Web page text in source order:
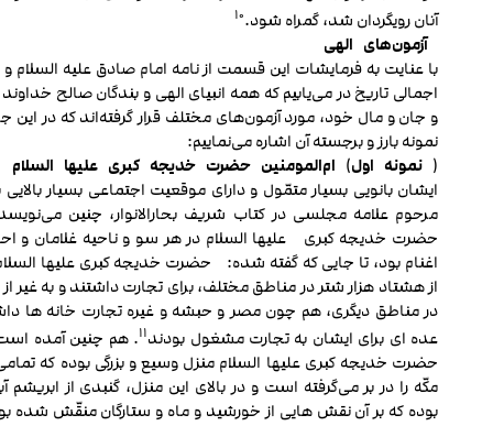
آنان رویگردان شد، گمراه شود.۱۰
آزمونهای الهی
با عنایت به فرمایشات این قسمت از نامه امام صادق علیه السلام
اجمالی تاریخ در می‌یابیم که همه انبیای الهی و بندگان صالح
و جان و مال خود، مورد آزمون‌های مختلف قرار گرفته‌اند که در این
نمونه بارز و برجسته آن اشاره می‌نماییم:
( نمونه اول) امالمومنین حضرت خدیجه کبری علیها السلام
ایشان بانویی بسیار متمّول و دارای موقعیت اجتماعی بسیار بالایی
مرحوم علامه مجلسی در کتاب شریف بحارالانوار، چنین
حضرت خدیجه کبری علیها السلام در هر سو و ناحیه غلامان و
اغنام بود، تا جایی که گفته شده: حضرت خدیجه کبری علیها
از هشتاد هزار شتر در مناطق مختلف، برای تجارت داشتند و به غیر
در مناطق دیگری، هم چون مصر و حبشه و غیره تجارت خانه ها
عده‏ ای برای ایشان به تجارت مشغول بودند۱۱. هم چنین آمده
حضرت خدیجه کبری علیها السلام منزل وسیع و بزرگی بوده که
مکّه را در بر می‌گرفته است و در بالای این منزل، گنبدی از ابریشم
بوده که بر آن نقش هایی از خورشید و ماه و ستارگان منقّش شده